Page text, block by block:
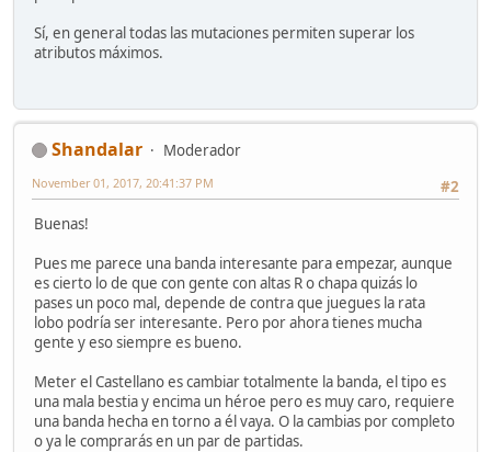
Sí, en general todas las mutaciones permiten superar los
atributos máximos.
Shandalar
Moderador
#2
November 01, 2017, 20:41:37 PM
Buenas!
Pues me parece una banda interesante para empezar, aunque
es cierto lo de que con gente con altas R o chapa quizás lo
pases un poco mal, depende de contra que juegues la rata
lobo podría ser interesante. Pero por ahora tienes mucha
gente y eso siempre es bueno.
Meter el Castellano es cambiar totalmente la banda, el tipo es
una mala bestia y encima un héroe pero es muy caro, requiere
una banda hecha en torno a él vaya. O la cambias por completo
o ya le comprarás en un par de partidas.